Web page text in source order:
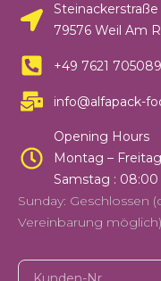
Steinackerstraße
79576 Weil Am
+49 7621
info@alfapack-
Opening Hours
Montag –
Samstag : 08:00
Sunday: Geschlossen
Vereinbarung möglich)